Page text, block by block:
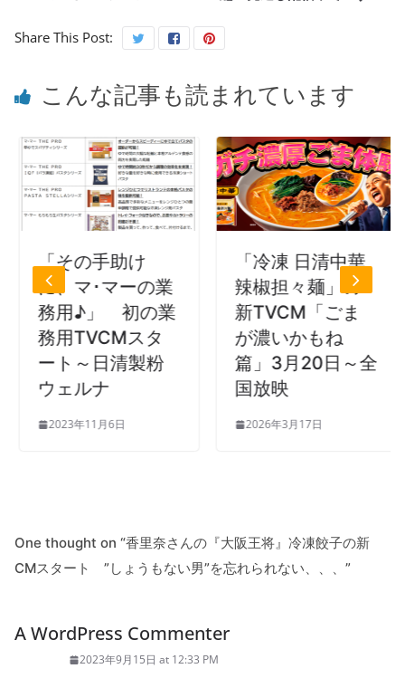
Share This Post:
こんな記事も読まれています
「その手助け
に、マ･マーの業
務用♪」 初の業
務用TVCMスタ
ート～日清製粉
ウェルナ
2023年11月6日
「冷凍 日清中華
辣椒担々麺」の
新TVCM「ごま
が濃いかもね
篇」3月20日～全
国放映
2026年3月17日
One thought on “香里奈さんの『大阪王将』冷凍餃子の新
CMスタート ”しょうもない男”を忘れられない、、、 ”
A WordPress Commenter
2023年9月15日 at 12:33 PM